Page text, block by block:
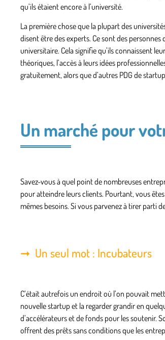
qu’ils étaient encore à l’université.
La première chose que la plupart des
disent être des experts. Ce sont des
universitaire. Cela signifie qu’ils connaissent
théoriques, l’accès à leurs idées
gratuitement, alors que d’autres PDG de
Un marché pour
Savez-vous à quel point de nombreuses
pour atteindre leurs clients. Pourtant, vous
mêmes besoins. Si vous parvenez à tirer parti
Un seul mot : Incubateurs
C’était autrefois un endroit où l’on pouvait
nouvelle startup et la regarder grandir en
d’accélérateurs et de fonds pour les soutenir.
offrent des prêts sans conditions que les